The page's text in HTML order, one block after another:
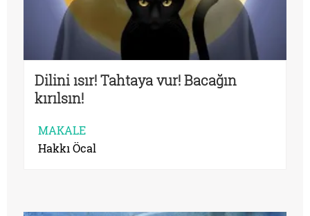
Dilini ısır! Tahtaya vur! Bacağın
kırılsın!
MAKALE
Hakkı Öcal